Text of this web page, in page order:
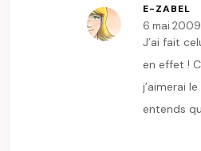
E-ZABEL
6 mai 2009
J’ai fait
en effet !
j’aimerai
entends